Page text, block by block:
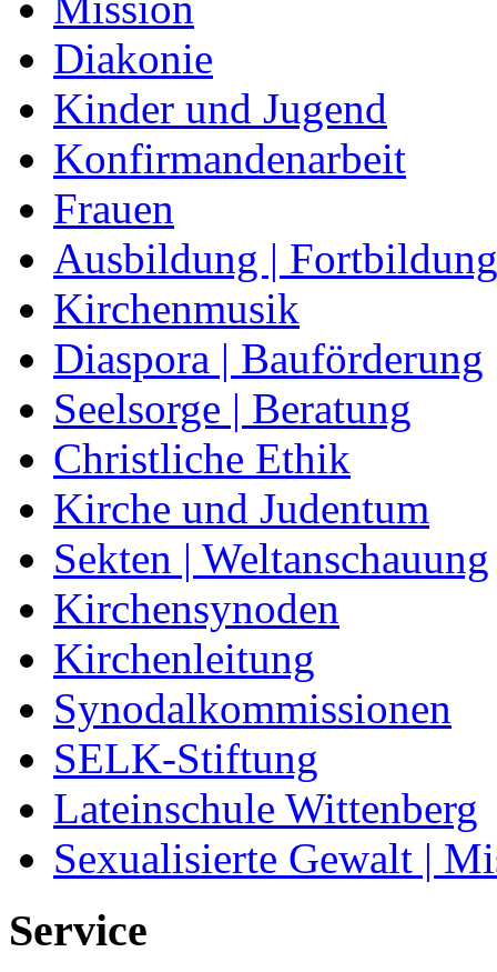
Diakonie
Kinder und Jugend
Konfirmandenarbeit
Frauen
Ausbildung | Fortbildung
Kirchenmusik
Diaspora | Bauförderung
Seelsorge | Beratung
Christliche Ethik
Kirche und Judentum
Sekten | Weltanschauung
Kirchensynoden
Kirchenleitung
Synodalkommissionen
SELK-Stiftung
Lateinschule Wittenberg
Sexualisierte Gewalt |
Service